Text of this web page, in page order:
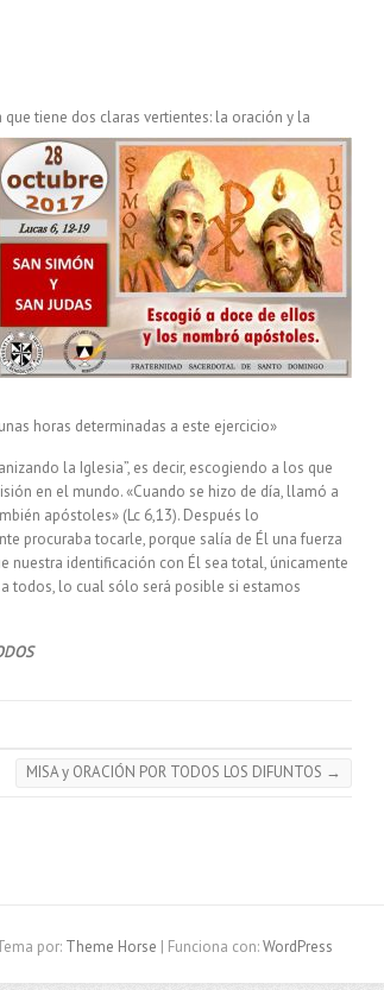
tiene dos claras vertientes: la oración y la
horas determinadas a este ejercicio»
la Iglesia”, es decir, escogiendo a los que
en el mundo. «Cuando se hizo de día, llamó a
apóstoles» (Lc 6,13). Después lo
procuraba tocarle, porque salía de Él una fuerza
nuestra identificación con Él sea total, únicamente
todos, lo cual sólo será posible si estamos
MISA y ORACIÓN POR TODOS LOS DIFUNTOS →
por: Theme Horse | Funciona con:WordPress